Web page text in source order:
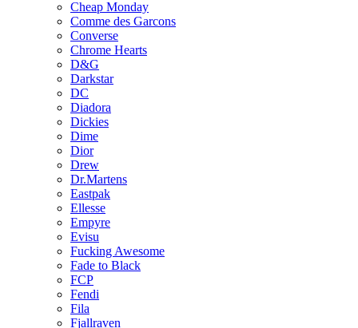
Cheap Monday
Comme des Garcons
Converse
Chrome Hearts
D&G
Darkstar
DC
Diadora
Dickies
Dime
Dior
Drew
Dr.Martens
Eastpak
Ellesse
Empyre
Evisu
Fucking Awesome
Fade to Black
FCP
Fendi
Fila
Fjallraven